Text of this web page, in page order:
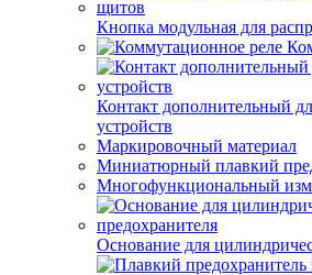
Кнопка модульная для
Контакт дополнительный
устройств
Маркировочный материал
Миниатюрный плавкий
Многофункциональный
Основание для